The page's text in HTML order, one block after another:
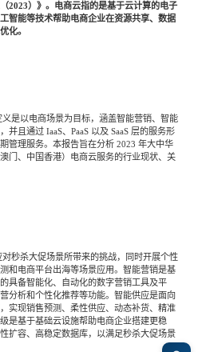
建筑科技与装饰装潢
跨境电商贸易
农林牧渔
2023）》。电商云指的是基于云计算的电子
智能等技术帮助电商企业在资源共享、数据
化。
是以电商场景为目标，涵盖智能营销、智能
并且通过IaaS、PaaS 以及 SaaS 层的服务形
管理服务。本报告旨在分析2023 年大中华
门、中国香港）电商云服务的行业现状、关
秒杀大促场景所带来的挑战，同时开展个性
和电商平台出海等场景应用。智能营销是基
具备智能化、自动化的数字营销工具及平
分析和个性化推荐等功能。智能供应是面向
实现销售预测、柔性供应、动态补货、精准
是基于基础云设施帮助电商企业搭建更稳
扩容、高稳定数据库，以满足秒杀大促场景